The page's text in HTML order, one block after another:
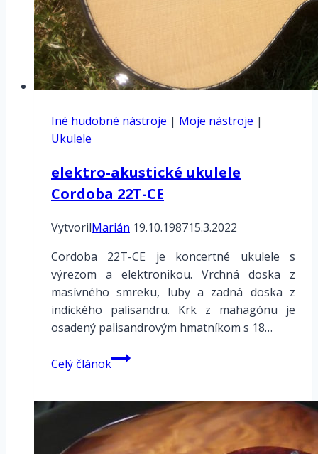
Iné hudobné nástroje | Moje nástroje |
Ukulele
elektro-akustické ukulele
Cordoba 22T-CE
VytvorilMarián 19.10.198715.3.2022
Cordoba 22T-CE je koncertné ukulele s
výrezom a elektronikou. Vrchná doska z
masívného smreku, luby a zadná doska z
indického palisandru. Krk z mahagónu je
osadený palisandrovým hmatníkom s 18…
Celý článokelektro-
akustické
Cordoba
22T-
CE